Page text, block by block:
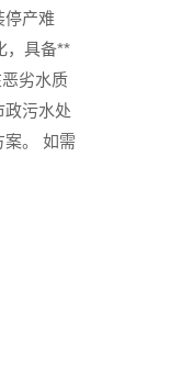
停产难
，具备**
劣水质
政污水处
。 如需